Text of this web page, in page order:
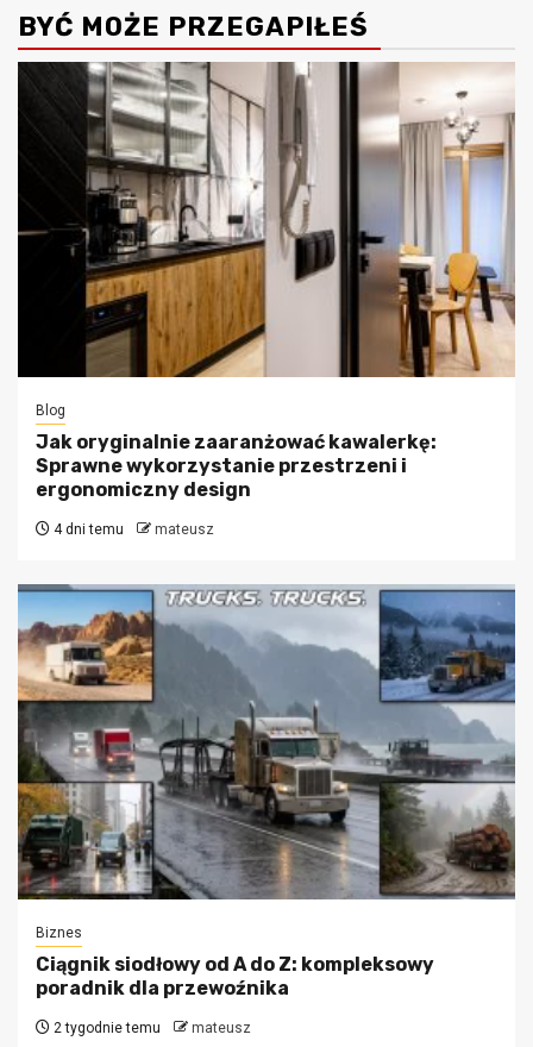
BYĆ MOŻE PRZEGAPIŁEŚ
Blog
Jak oryginalnie zaaranżować kawalerkę:
Sprawne wykorzystanie przestrzeni i
ergonomiczny design
4 dni temu mateusz
Biznes
Ciągnik siodłowy od A do Z: kompleksowy
poradnik dla przewoźnika
2 tygodnie temu mateusz